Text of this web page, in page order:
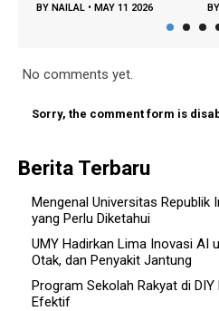
BYNAILAL •MAY 09 2026
No comments yet.
Sorry, the comment form is
Berita Terbaru
Mengenal Universitas Republik
yang Perlu Diketahui
UMY Hadirkan Lima Inovasi AI
Otak, dan Penyakit Jantung
Program Sekolah Rakyat di DIY
Efektif